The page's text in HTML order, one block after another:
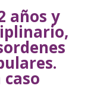
años y